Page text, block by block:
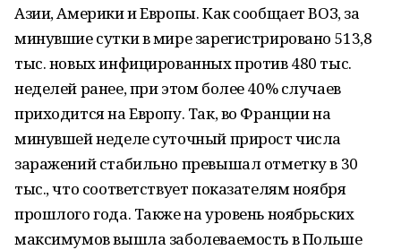
Азии, Америки и Европы. Как сообщает ВОЗ, за
минувшие сутки в мире зарегистрировано 513,8
тыс. новых инфицированных против 480 тыс.
неделей ранее, при этом более 40% случаев
приходится на Европу. Так, во Франции на
минувшей неделе суточный прирост числа
заражений стабильно превышал отметку в 30
тыс., что соответствует показателям ноября
прошлого года. Также на уровень ноябрьских
максимумов вышла заболеваемость в Польше